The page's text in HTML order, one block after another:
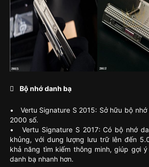
 Bộ nhớ danh bạ
• Vertu Signature S 2015: Sở hữu bộ nhớ
2000 số.
• Vertu Signature S 2017: Có bộ nhớ
khủng, với dung lượng lưu trữ lên đến
khả năng tìm kiếm thông minh, giúp gợi
danh bạ nhanh hơn.